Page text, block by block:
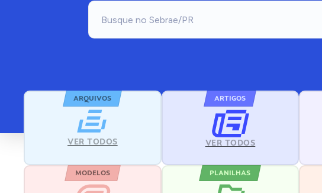
ARQUIVOS
VER TODOS
ARTIGOS
VER TODOS
MODELOS PLANILHAS